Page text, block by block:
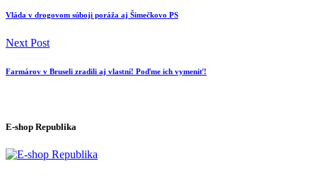
Vláda v drogovom súboji poráža aj Šimečkovo PS
Next Post
Farmárov v Bruseli zradili aj vlastní! Poďme ich vymeniť!
E-shop Republika